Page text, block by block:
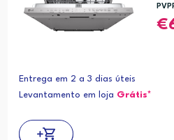
Entrega em 2 a 3 dias úteis
Levantamento em loja Grátis*